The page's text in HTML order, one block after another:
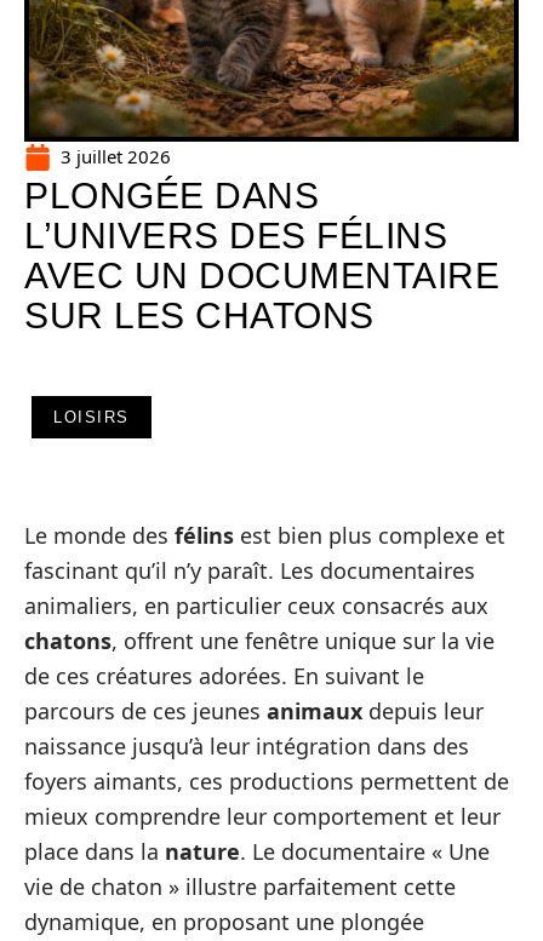
3 juillet 2026
PLONGÉE DANS
L’UNIVERS DES FÉLINS
AVEC UN DOCUMENTAIRE
SUR LES CHATONS
LOISIRS
Le monde des félins est bien plus complexe et
fascinant qu’il n’y paraît. Les documentaires
animaliers, en particulier ceux consacrés aux
chatons, offrent une fenêtre unique sur la vie
de ces créatures adorées. En suivant le
parcours de ces jeunes animaux depuis leur
naissance jusqu’à leur intégration dans des
foyers aimants, ces productions permettent de
mieux comprendre leur comportement et leur
place dans la nature. Le documentaire « Une
vie de chaton » illustre parfaitement cette
dynamique, en proposant une plongée